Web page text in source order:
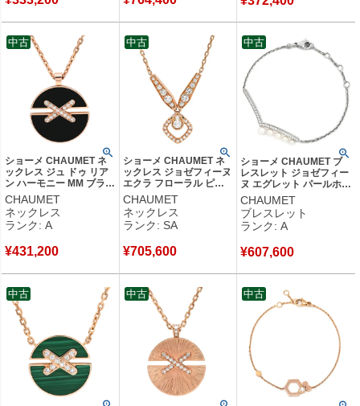
ショーメ CHAUMET ネ
ックレス ジュ ドゥ リア
ン ハーモニー MM ブラッ
ク×ピンクゴールド メダ
ル 750 18K PG ダイヤ オ
ニキス 【中古】中古美品
CHAUMET
ネックレス
ランク: A
¥431,200
中古
ショーメ CHAUMET ネ
ックレス ジョゼフィーヌ
エクラ フローラル ピン
クゴールド ダイヤモンド
ブリリアントカット パヴ
ェ 082671 【中古】新品
同様品
CHAUMET
ネックレス
ランク: SA
¥705,600
中古
ショーメ CHAUMET ブ
レスレット ジョゼフィー
ヌ エグレット パールホワ
イト×ホワイトゴールド
JOSEPHINE ダイヤモン
ド 5Pパール 【保証書】
【中古】中古美品
CHAUMET
ブレスレット
ランク: A
¥607,600
中古
中古 中古 中古